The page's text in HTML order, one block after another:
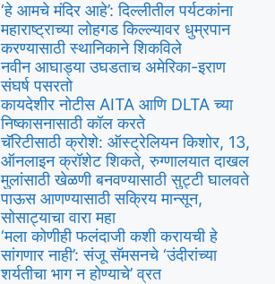
‘हे आमचे मंदिर आहे’: दिल्लीतील पर्यटकांना
महाराष्ट्राच्या लोहगड किल्ल्यावर धुम्रपान
करण्यासाठी स्थानिकाने शिकविले
नवीन आघाड्या उघडताच अमेरिका-इराण
संघर्ष पसरतो
कायदेशीर नोटीस AITA आणि DLTA च्या
निष्कासनासाठी कॉल करते
चॅरिटीसाठी क्रोशे: ऑस्ट्रेलियन किशोर, 13,
ऑनलाइन क्रॉशेट शिकते, रुग्णालयात दाखल
मुलांसाठी खेळणी बनवण्यासाठी सुट्टी घालवते
पाऊस आणण्यासाठी सक्रिय मान्सून,
सोसाट्याचा वारा महा
‘मला कोणीही फलंदाजी कशी करायची हे
सांगणार नाही’: संजू सॅमसनचे ‘उंदीरांच्या
शर्यतीचा भाग न होण्याचे’ व्रत